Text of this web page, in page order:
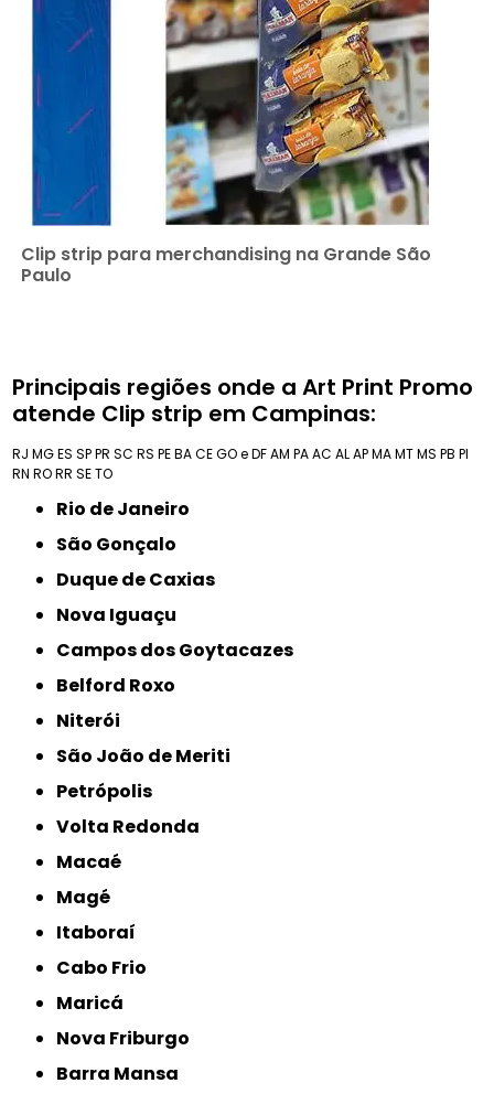
Clip strip para merchandising na Grande São
Paulo
Principais regiões onde a Art Print Promo
atende Clip strip em Campinas:
RJ MGES SPPR SC RS PEBACEGO e DFAM PAAC ALAPMAMTMS PB PI
RN RORR SETO
Rio de Janeiro
São Gonçalo
Duque de Caxias
Nova Iguaçu
Campos dos Goytacazes
Belford Roxo
Niterói
São João de Meriti
Petrópolis
Volta Redonda
Macaé
Magé
Itaboraí
Cabo Frio
Maricá
Nova Friburgo
Barra Mansa